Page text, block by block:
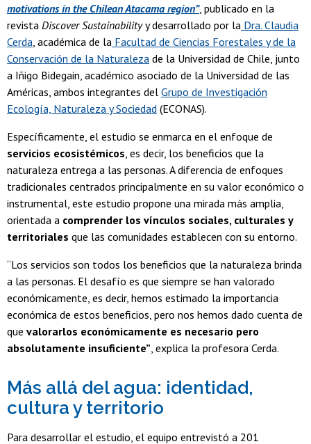
motivations in the Chilean Atacama region”, publicado en la
revista Discover Sustainabilityy desarrollado por la Dra. Claudia
Cerda, académica de la Facultad de Ciencias Forestales y de la
Conservación de la Naturaleza de la Universidad de Chile, junto
a Iñigo Bidegain, académico asociado de la Universidad de las
Américas, ambos integrantes del Grupo de Investigación
Ecología, Naturaleza y Sociedad (ECONAS).
Específicamente, el estudio se enmarca en el enfoque de
servicios ecosistémicos, es decir, los beneficios que la
naturaleza entrega a las personas. A diferencia de enfoques
tradicionales centrados principalmente en su valor económico o
instrumental, este estudio propone una mirada más amplia,
orientada a comprender los vínculos sociales, culturales y
territoriales que las comunidades establecen con su entorno.
“Los servicios son todos los beneficios que la naturaleza brinda
a las personas. El desafío es que siempre se han valorado
económicamente, es decir, hemos estimado la importancia
económica de estos beneficios, pero nos hemos dado cuenta de
que valorarlos económicamente es necesario pero
absolutamente insuficiente”, explica la profesora Cerda.
Más allá del agua: identidad,
cultura y territorio
Para desarrollar el estudio, el equipo entrevistó a 201